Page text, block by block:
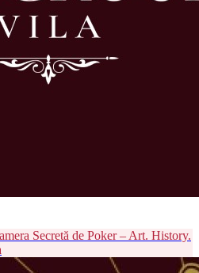
Secretă de Poker – Art. History.